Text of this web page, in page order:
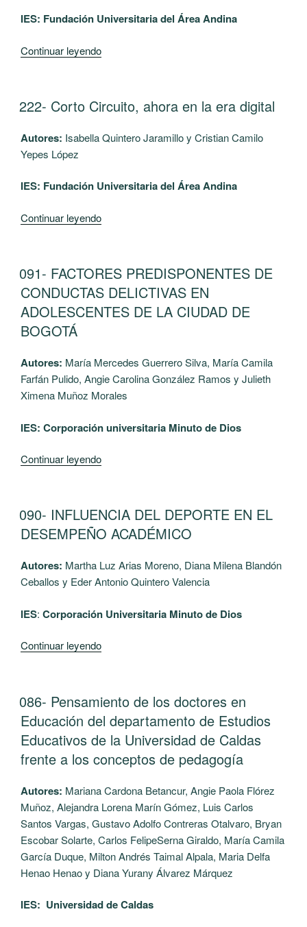
E
CON
DE
LIBERTAD
México)”
IES: Fundación Universitaria del Área Andina
Continuar leyendo“225-
DERECHO
COMPARADO
ENTRE
DE
PUBLICADO
EL
222- Corto Circuito, ahora en la era digital
Autores: Isabella Quintero Jaramillo y Cristian Camilo
Yepes López
IES: Fundación Universitaria del Área Andina
Continuar leyendo“222-
ahora
en
la
era
PUBLICADO
EL
091- FACTORES PREDISPONENTES DE
CONDUCTAS DELICTIVAS EN
ADOLESCENTES DE LA CIUDAD DE
BOGOTÁ
Autores: María Mercedes Guerrero Silva, María Camila
Farfán Pulido, Angie Carolina González Ramos y Julieth
Ximena Muñoz Morales
IES: Corporación universitaria Minuto de Dios
Continuar leyendo“091-
DE
CONDUCTAS
DELICTIVAS
ADOLESCENTES
DE
CIUDAD
BOGOTÁ”
PUBLICADO
EL
090- INFLUENCIA DEL DEPORTE EN EL
DESEMPEÑO ACADÉMICO
Autores: Martha Luz Arias Moreno, Diana Milena Blandón
Ceballos y Eder Antonio Quintero Valencia
IES: Corporación Universitaria Minuto de Dios
Continuar leyendo“090-
DEPORTE
EN
EL
DESEMPEÑO
ACADÉMICO”
PUBLICADO
EL
086- Pensamiento de los doctores en
Educación del departamento de Estudios
Educativos de la Universidad de Caldas
frente a los conceptos de pedagogía
Autores: Mariana Cardona Betancur, Angie Paola Flórez
Muñoz, Alejandra Lorena Marín Gómez, Luis Carlos
Santos Vargas, Gustavo Adolfo Contreras Otalvaro, Bryan
Escobar Solarte, Carlos FelipeSerna Giraldo, María Camila
García Duque, Milton Andrés Taimal Alpala, Maria Delfa
Henao Henao y Diana Yurany Álvarez Márquez
IES: Universidad de Caldas